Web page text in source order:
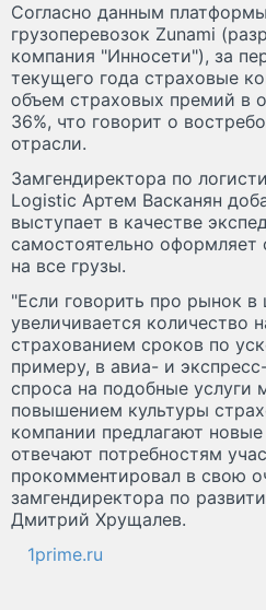
Согласно данным
грузоперевозок Zunami
компания "Инносети"), за
текущего года страховые
объем страховых премий в
36%, что говорит о
отрасли.
Замгендиректора по
Logistic Артем Васканян
выступает в качестве
самостоятельно
на все грузы.
"Если говорить про рынок в
увеличивается количество
страхованием сроков по
примеру, в авиа- и
спроса на подобные услуги
повышением культуры
компании предлагают
отвечают потребностям
прокомментировал в свою
замгендиректора по
Дмитрий Хрущалев.
1prime.ru